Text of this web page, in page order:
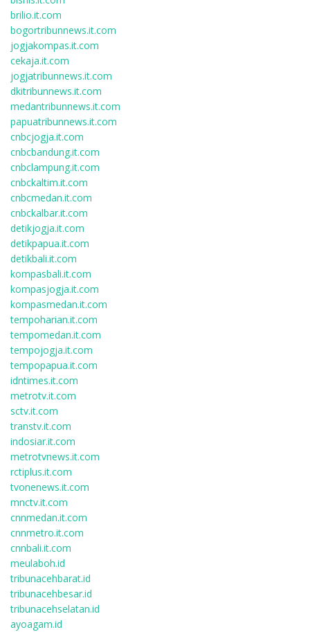
brilio.it.com
bogortribunnews.it.com
jogjakompas.it.com
cekaja.it.com
jogjatribunnews.it.com
dkitribunnews.it.com
medantribunnews.it.com
papuatribunnews.it.com
cnbcjogja.it.com
cnbcbandung.it.com
cnbclampung.it.com
cnbckaltim.it.com
cnbcmedan.it.com
cnbckalbar.it.com
detikjogja.it.com
detikpapua.it.com
detikbali.it.com
kompasbali.it.com
kompasjogja.it.com
kompasmedan.it.com
tempoharian.it.com
tempomedan.it.com
tempojogja.it.com
tempopapua.it.com
idntimes.it.com
metrotv.it.com
sctv.it.com
transtv.it.com
indosiar.it.com
metrotvnews.it.com
rctiplus.it.com
tvonenews.it.com
mnctv.it.com
cnnmedan.it.com
cnnmetro.it.com
cnnbali.it.com
meulaboh.id
tribunacehbarat.id
tribunacehbesar.id
tribunacehselatan.id
ayoagam.id